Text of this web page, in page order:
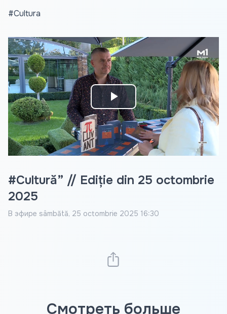
#Cultura
Play
Video
#Cultură” // Ediție din 25 octombrie
2025
В эфире sâmbătă, 25 octombrie 2025 16:30
Смотреть больше